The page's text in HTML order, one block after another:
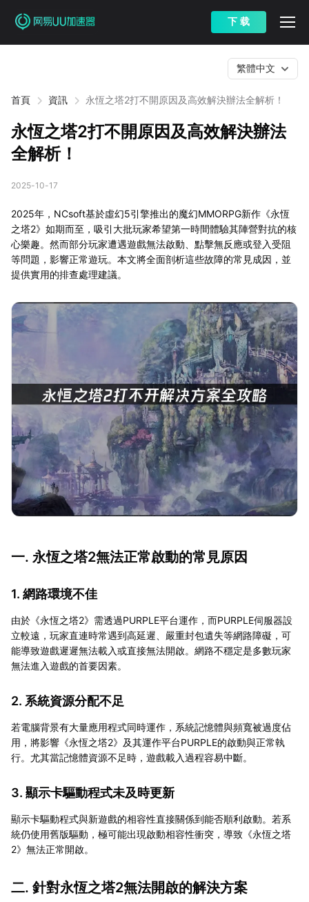
下 载
首頁 資訊 永恆之塔2打不開原因及高效解決辦法全解析！
繁體中文
永恆之塔2打不開原因及高效解決辦法
全解析！
2025-10-17
2025年，NCsoft基於虛幻5引擎推出的魔幻MMORPG新作《永恆
之塔2》如期而至，吸引大批玩家希望第一時間體驗其陣營對抗的核
心樂趣。然而部分玩家遭遇遊戲無法啟動、點擊無反應或登入受阻
等問題，影響正常遊玩。本文將全面剖析這些故障的常見成因，並
提供實用的排查處理建議。
一. 永恆之塔2無法正常啟動的常見原因
1. 網路環境不佳
由於《永恆之塔2》需透過PURPLE平台運作，而PURPLE伺服器設
立較遠，玩家直連時常遇到高延遲、嚴重封包遺失等網路障礙，可
能導致遊戲遲遲無法載入或直接無法開啟。網路不穩定是多數玩家
無法進入遊戲的首要因素。
2. 系統資源分配不足
若電腦背景有大量應用程式同時運作，系統記憶體與頻寬被過度佔
用，將影響《永恆之塔2》及其運作平台PURPLE的啟動與正常執
行。尤其當記憶體資源不足時，遊戲載入過程容易中斷。
3. 顯示卡驅動程式未及時更新
顯示卡驅動程式與新遊戲的相容性直接關係到能否順利啟動。若系
統仍使用舊版驅動，極可能出現啟動相容性衝突，導致《永恆之塔
2》無法正常開啟。
二. 針對永恆之塔2無法開啟的解決方案